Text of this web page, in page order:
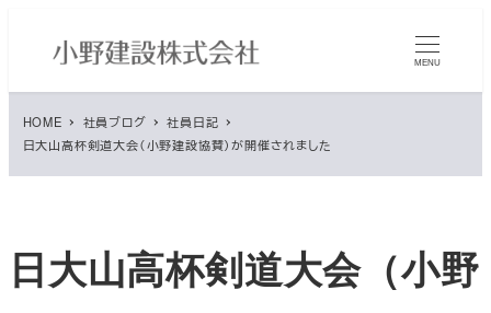
へ
移
MENU
HOME 社員ブログ
社員日記
日大山高杯剣道大会（小野建設協賛）が開催されました
日大山高杯剣道大会（小野